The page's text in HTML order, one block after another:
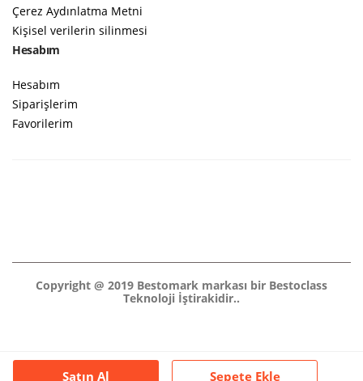
Satın Al Sepete Ekle
Çerez Aydınlatma Metni
Kişisel verilerin silinmesi
Hesabım
Hesabım
Siparişlerim
Favorilerim
Copyright @ 2019 Bestomark markası bir Bestoclass
Teknoloji İştirakidir..